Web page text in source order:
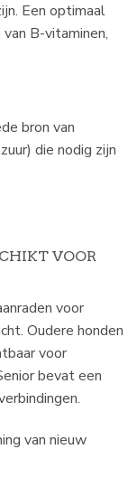
Een optimaal
B-vitaminen,
bron van
die nodig zijn
VOOR
voor
Oudere honden
voor
bevat een
van nieuw